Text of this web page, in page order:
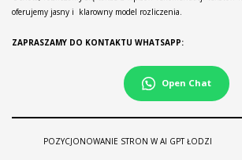
oferujemy jasny i klarowny model rozliczenia.
ZAPRASZAMY DO KONTAKTU WHATSAPP:
Open Chat
POZYCJONOWANIE STRON W AI GPT ŁODZI